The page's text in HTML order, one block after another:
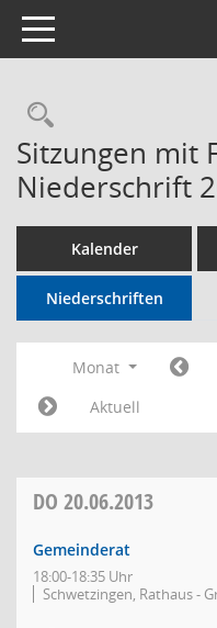
Toggle navigation
Sitzungen mit
Niederschrift
Kalender
Niederschriften
Monat
Aktuell
DO 20.06.2013
Gemeinderat
18:00-18:35 Uhr
Schwetzingen, Rathaus -